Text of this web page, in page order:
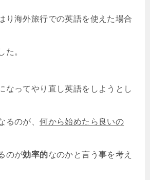
り海外旅行での英語を使えた場合
た。
なってやり直し英語をしようとし
るのが、何から始めたら良いの
のが効率的なのかと言う事を考え